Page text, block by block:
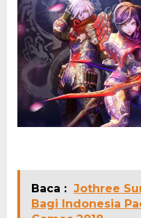
Baca : Jothree
Bagi Indonesia